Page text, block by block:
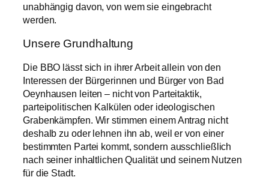
unabhängig davon, von wem sie eingebracht
werden.
Unsere Grundhaltung
Die BBO lässt sich in ihrer Arbeit allein von den
Interessen der Bürgerinnen und Bürger von Bad
Oeynhausen leiten – nicht von Parteitaktik,
parteipolitischen Kalkülen oder ideologischen
Grabenkämpfen. Wir stimmen einem Antrag nicht
deshalb zu oder lehnen ihn ab, weil er von einer
bestimmten Partei kommt, sondern ausschließlich
nach seiner inhaltlichen Qualität und seinem Nutzen
für die Stadt.